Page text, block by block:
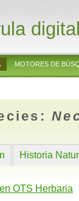
digital
MOTORES DE
Historia
OTS Herbaria